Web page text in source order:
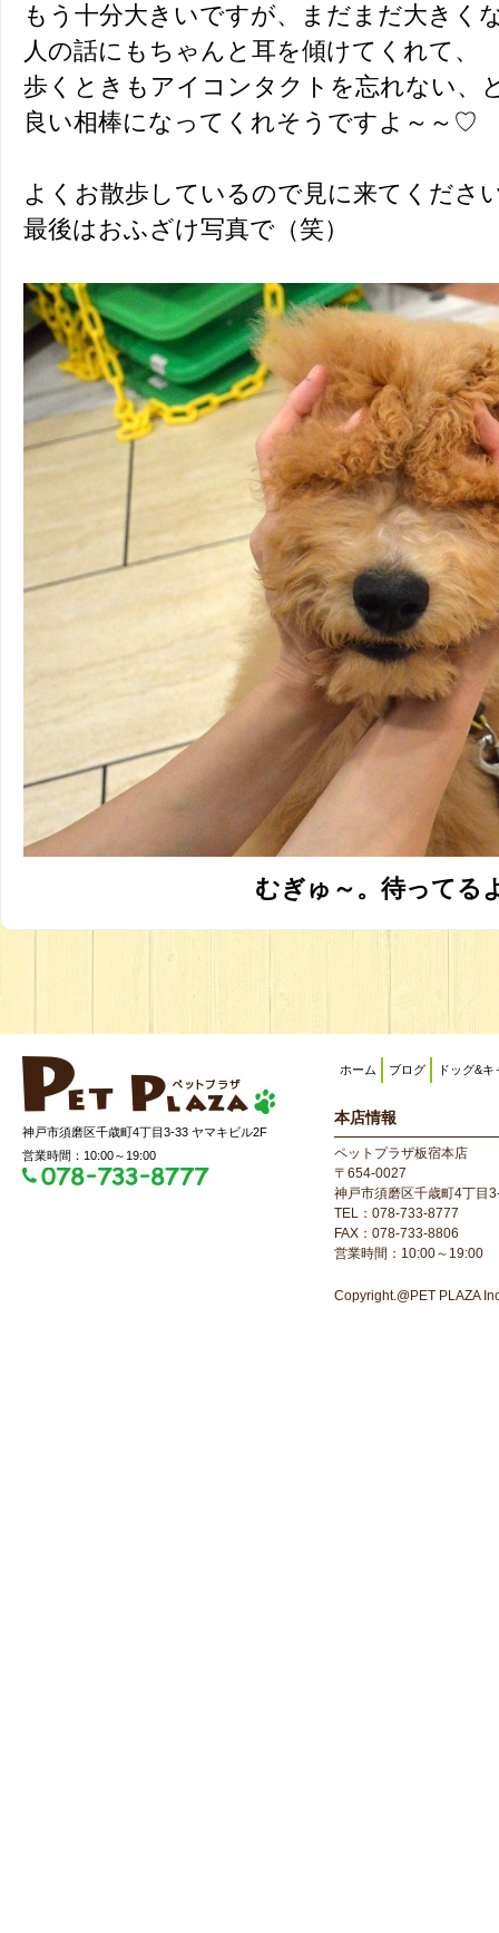
もう十分大きいですが、まだまだ大きく
人の話にもちゃんと耳を傾けてくれて、
歩くときもアイコンタクトを忘れない、
良い相棒になってくれそうですよ～～♡
よくお散歩しているので見に来てくださ
最後はおふざけ写真で（笑）
むぎゅ～。待ってる
神戸市須磨区千歳町4丁目3-33 ヤマキビル2F
営業時間：10:00～19:00
ホーム ブログ ドッグ&キ
本店情報
ペットプラザ板宿本店
〒654-0027
神戸市須磨区千歳町4丁目
TEL：078-733-8777
FAX：078-733-8806
営業時間：10:00～19:00
Copyright.@PET PLAZA